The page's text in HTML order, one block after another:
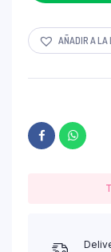
AÑADIR A LA